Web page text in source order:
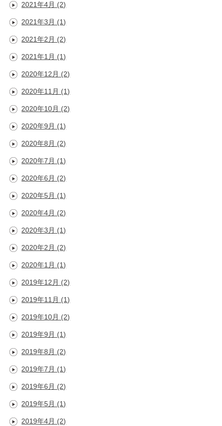
2021年4月 (2)
2021年3月 (1)
2021年2月 (2)
2021年1月 (1)
2020年12月 (2)
2020年11月 (1)
2020年10月 (2)
2020年9月 (1)
2020年8月 (2)
2020年7月 (1)
2020年6月 (2)
2020年5月 (1)
2020年4月 (2)
2020年3月 (1)
2020年2月 (2)
2020年1月 (1)
2019年12月 (2)
2019年11月 (1)
2019年10月 (2)
2019年9月 (1)
2019年8月 (2)
2019年7月 (1)
2019年6月 (2)
2019年5月 (1)
2019年4月 (2)